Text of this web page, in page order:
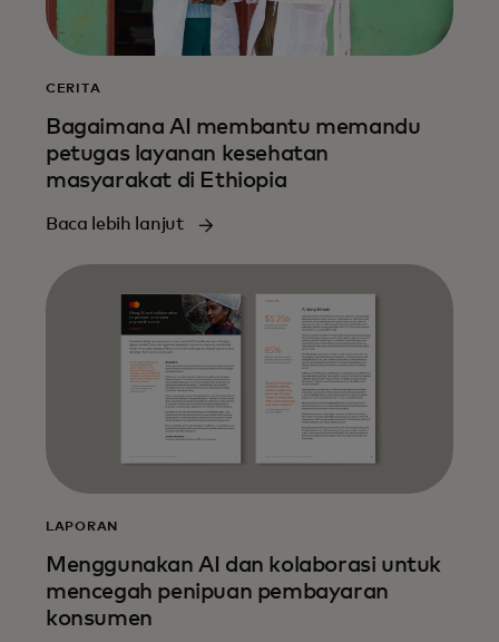
CERITA
Bagaimana AI membantu memandu
petugas layanan kesehatan
masyarakat di Ethiopia
Baca lebih lanjut
LAPORAN
Menggunakan AI dan kolaborasi untuk
mencegah penipuan pembayaran
konsumen